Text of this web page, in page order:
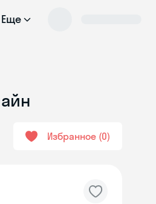
Еще
Избранное 0